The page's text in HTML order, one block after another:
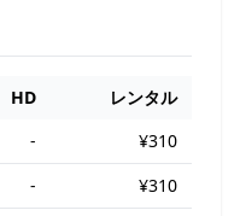
HD
レンタル
-
¥310
-
¥310